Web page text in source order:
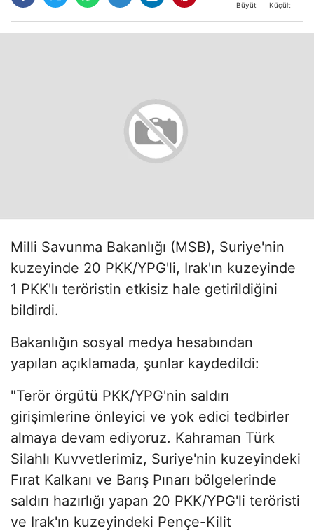
Büyüt Küçült
Milli Savunma Bakanlığı (MSB), Suriye'nin
kuzeyinde 20 PKK/YPG'li, Irak'ın kuzeyinde
1 PKK'lı teröristin etkisiz hale getirildiğini
bildirdi.
Bakanlığın sosyal medya hesabından
yapılan açıklamada, şunlar kaydedildi:
"Terör örgütü PKK/YPG'nin saldırı
girişimlerine önleyici ve yok edici tedbirler
almaya devam ediyoruz. Kahraman Türk
Silahlı Kuvvetlerimiz, Suriye'nin kuzeyindeki
Fırat Kalkanı ve Barış Pınarı bölgelerinde
saldırı hazırlığı yapan 20 PKK/YPG'li teröristi
ve Irak'ın kuzeyindeki Pençe-Kilit